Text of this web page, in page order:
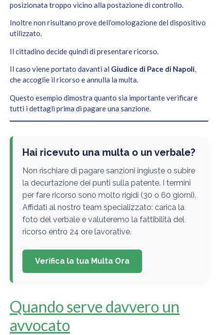
posizionata troppo vicino alla postazione di controllo.
Inoltre non risultano prove dell’omologazione del dispositivo
utilizzato.
Il cittadino decide quindi di presentare ricorso.
Il caso viene portato davanti al Giudice di Pace di Napoli,
che accoglie il ricorso e annulla la multa.
Questo esempio dimostra quanto sia importante verificare
tutti i dettagli prima di pagare una sanzione.
Hai ricevuto una multa o un verbale?
Non rischiare di pagare sanzioni ingiuste o subire
la decurtazione dei punti sulla patente. I termini
per fare ricorso sono molto rigidi (30 o 60 giorni).
Affidati al nostro team specializzato: carica la
foto del verbale e valuteremo la fattibilità del
ricorso entro 24 ore lavorative.
Verifica la tua Multa Ora
Quando serve davvero un
avvocato